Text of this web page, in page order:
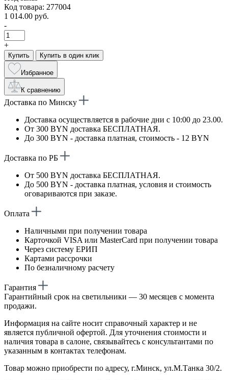
Код товара: 277004
1 014.00 руб.
-
+
Купить Купить в один клик
Избранное
К сравнению
Доставка по Минску
Доставка осуществляется в рабочие дни с 10:00 до 23.00.
От 300 BYN доставка БЕСПЛАТНАЯ.
До 300 BYN - доставка платная, стоимость - 12 BYN
Доставка по РБ
От 500 BYN доставка БЕСПЛАТНАЯ.
До 500 BYN - доставка платная, условия и стоимость
оговариваются при заказе.
Оплата
Наличными при получении товара
Карточкой VISA или MasterCard при получении товара
Через систему ЕРИП
Картами рассрочки
По безналичному расчету
Гарантия
Гарантийный срок на светильники — 30 месяцев с момента
продажи.
Информация на сайте носит справочный характер и не
является публичной офертой. Для уточнения стоимости и
наличия товара в салоне, связывайтесь с консультантами по
указанным в контактах телефонам.
Товар можно приобрести по адресу, г.Минск, ул.М.Танка 30/2.